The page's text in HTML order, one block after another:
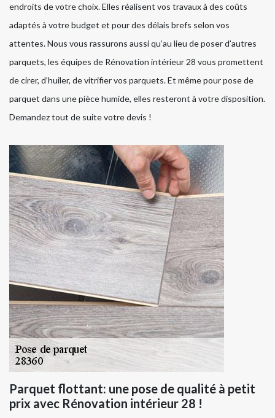
endroits de votre choix. Elles réalisent vos travaux à des coûts
adaptés à votre budget et pour des délais brefs selon vos
attentes. Nous vous rassurons aussi qu’au lieu de poser d’autres
parquets, les équipes de Rénovation intérieur 28 vous promettent
de cirer, d’huiler, de vitrifier vos parquets. Et même pour pose de
parquet dans une pièce humide, elles resteront à votre disposition.
Demandez tout de suite votre devis !
Parquet flottant: une pose de qualité à petit
prix avec Rénovation intérieur 28 !